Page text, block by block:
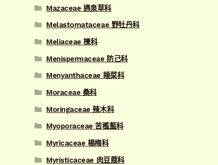
Mazaceae 通泉草科
Melastomataceae 野牡丹科
Meliaceae 楝科
Menispermaceae 防己科
Menyanthaceae 睡菜科
Moraceae 桑科
Moringaceae 辣木科
Myoporaceae 苦檻藍科
Myricaceae 楊梅科
Myristicaceae 肉豆蔻科